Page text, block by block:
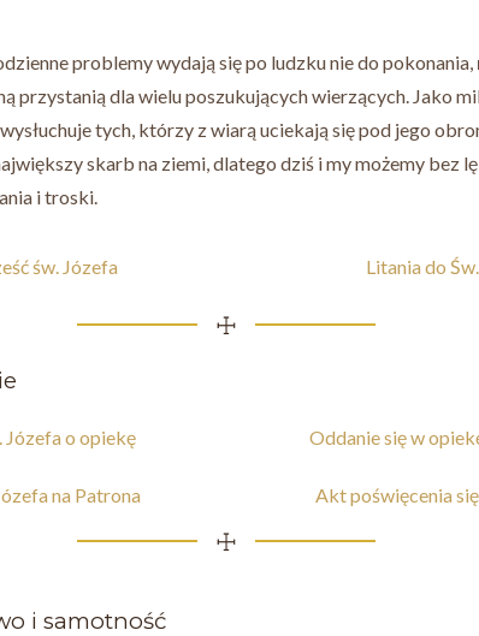
problemy wydają się po ludzku nie do pokonania,
przystanią dla wielu poszukujących wierzących. Jako
tych, którzy z wiarą uciekają się pod jego
skarb na ziemi, dlatego dziś i my możemy bez
i troski.
św. Józefa Litania do
☩
o opiekę
na Patrona
Oddanie się w
Akt poświęcenia
☩
i samotność